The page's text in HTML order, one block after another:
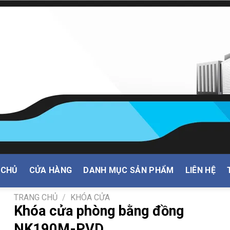
CỬA HÀNG DANH MỤC SẢN PHẨM LIÊN HỆ
TRANG CHỦ / KHÓA CỬA
Khóa cửa phòng bằng đồng